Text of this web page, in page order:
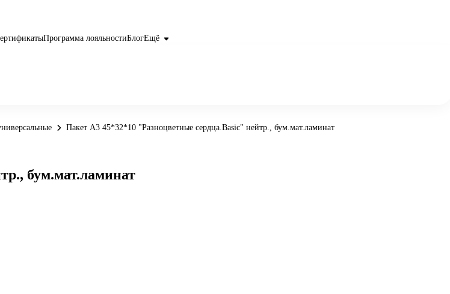
Программа лояльностиБлогЕщё
Пакет А3 45*32*10 "Разноцветные сердца.Basic" нейтр., бум.мат.ламинат
бум.мат.ламинат